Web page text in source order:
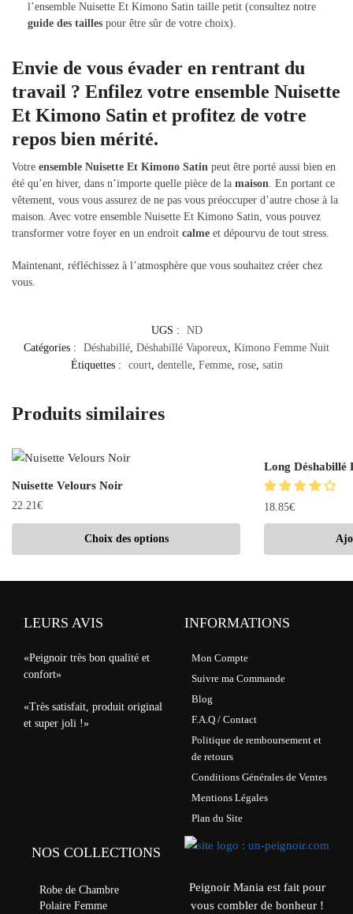
l’ensemble Nuisette Et Kimono Satin taille petit (consultez notre
guide des tailles pour être sûr de votre choix).
Envie de vous évader en rentrant du
travail ? Enfilez votre ensemble Nuisette
Et Kimono Satin et profitez de votre
repos bien mérité.
Votre ensemble Nuisette Et Kimono Satin peut être porté aussi bien en
été qu’en hiver, dans n’importe quelle pièce de la maison. En portant ce
vêtement, vous vous assurez de ne pas vous préoccuper d’autre chose à la
maison. Avec votre ensemble Nuisette Et Kimono Satin, vous pouvez
transformer votre foyer en un endroit calme et dépourvu de tout stress.
Maintenant, réfléchissez à l’atmosphère que vous souhaitez créer chez
vous.
UGS :
ND
Catégories :
Déshabillé, Déshabillé Vaporeux, Kimono Femme Nuit
Étiquettes :
court, dentelle, Femme, rose, satin
Produits similaires
Nuisette Velours Noir
22.21€
Choix des options
Long Déshabillé
18.85€
LEURS AVIS
«Peignoir très bon qualité et
confort»
«Très satisfait, produit original
et super joli !»
INFORMATIONS
Mon Compte
Suivre ma Commande
Blog
F.A.Q / Contact
Politique de remboursement et
de retours
Conditions Générales de Ventes
Mentions Légales
Plan du Site
NOS COLLECTIONS
Robe de Chambre
Polaire Femme
Peignoir Mania est fait pour
vous combler de bonheur !